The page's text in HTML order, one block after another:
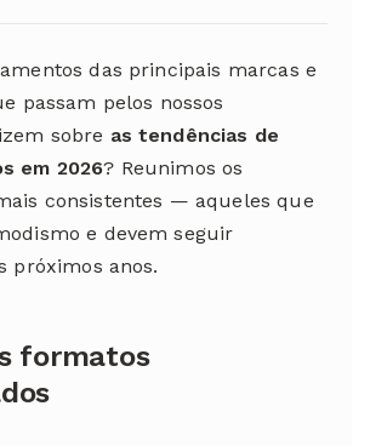
das principais marcas e
passam pelos nossos
sobre as tendências de
em 2026? Reunimos os
consistentes — aqueles que
e devem seguir
próximos anos.
formatos